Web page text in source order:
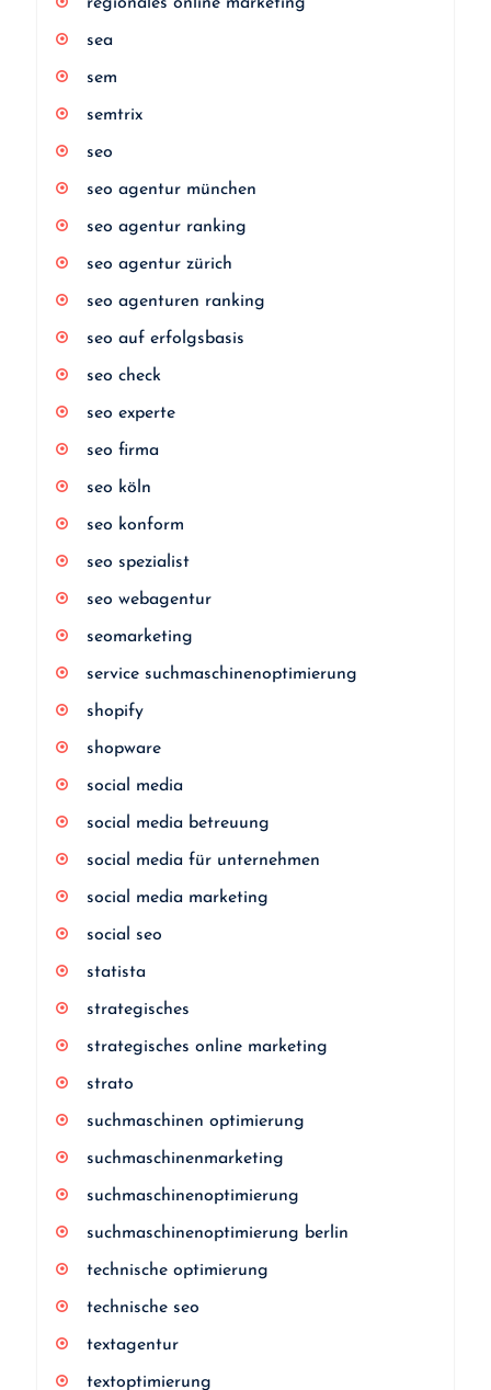
sea
sem
semtrix
seo
seo agentur münchen
seo agentur ranking
seo agentur zürich
seo agenturen ranking
seo auf erfolgsbasis
seo check
seo experte
seo firma
seo köln
seo konform
seo spezialist
seo webagentur
seomarketing
service suchmaschinenoptimierung
shopify
shopware
social media
social media betreuung
social media für unternehmen
social media marketing
social seo
statista
strategisches
strategisches online marketing
strato
suchmaschinen optimierung
suchmaschinenmarketing
suchmaschinenoptimierung
suchmaschinenoptimierung berlin
technische optimierung
technische seo
textagentur
textoptimierung